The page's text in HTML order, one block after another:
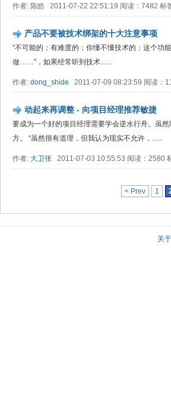
作者: 陈皓 2011-07-22 22:51:19 阅读：7482 标
产品不要被技术绑架的十大注意事项
“不可能的；有难度的；你懂不懂技术的；这个功
做……”，如果经常听到技术......
作者: dong_shide 2011-07-09 08:23:59 阅读：
动起来再调整 - 向项目经理推荐敏捷
要成为一个好的项目经理需要学会逆水行舟。虽
方。 “虽然很有道理，但我认为现实不允许，......
作者: 大卫张 2011-07-03 10:55:53 阅读：2580
< Prev 1
关